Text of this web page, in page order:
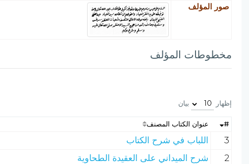
صور المؤلف
مخطوطات المؤلف
إظهار بيان
# عنوان الكتاب المصنف
3 اللباب في شرح الكتاب
2
شرح الميداني على العقيدة الطحاوية